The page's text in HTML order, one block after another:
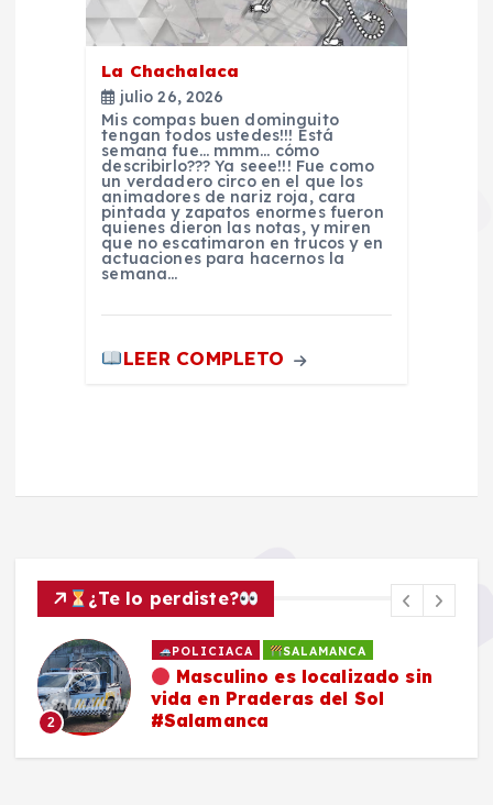
La Chachalaca
julio 26, 2026
Mis compas buen dominguito
tengan todos ustedes!!! Está
semana fue… mmm… cómo
describirlo??? Ya seee!!! Fue como
un verdadero circo en el que los
animadores de nariz roja, cara
pintada y zapatos enormes fueron
quienes dieron las notas, y miren
que no escatimaron en trucos y en
actuaciones para hacernos la
semana…
LEER COMPLETO
¿Te lo perdiste?
2
POLICIACA SALAMANCA
Masculino es localizado sin
vida en Praderas del Sol
#Salamanca